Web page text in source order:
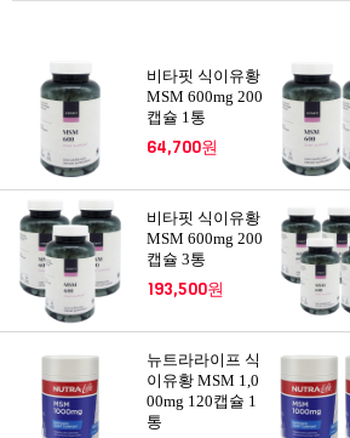
비타핏 식이유황
MSM 600mg 200
캡슐 1통
64,700원
비타핏 식이유황
MSM 600mg 200
캡슐 3통
193,500원
뉴트라라이프 식
이유황 MSM 1,0
00mg 120캡슐 1
통